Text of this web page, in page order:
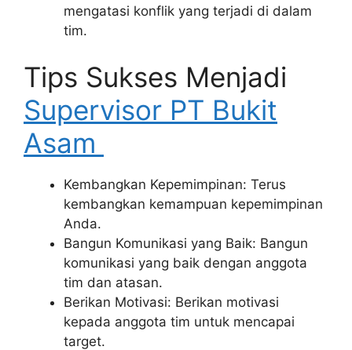
mengatasi konflik yang terjadi di dalam
tim.
Tips Sukses Menjadi
Supervisor PT Bukit
Asam
Kembangkan Kepemimpinan: Terus
kembangkan kemampuan kepemimpinan
Anda.
Bangun Komunikasi yang Baik: Bangun
komunikasi yang baik dengan anggota
tim dan atasan.
Berikan Motivasi: Berikan motivasi
kepada anggota tim untuk mencapai
target.